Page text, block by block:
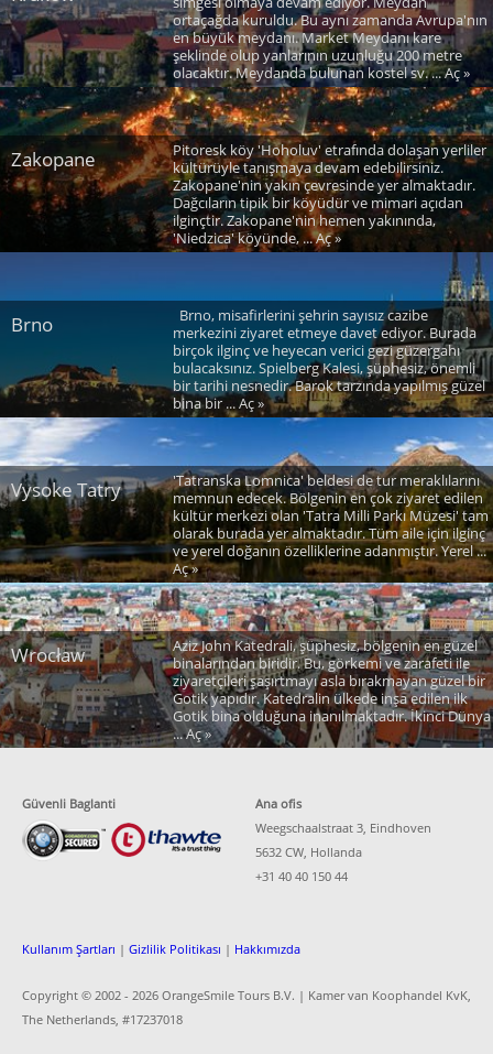
ortaçağda kuruldu. Bu aynı zamanda Avrupa'nın
en büyük meydanı. Market Meydanı kare
şeklinde olup yanlarının uzunluğu 200 metre
olacaktır. Meydanda bulunan kostel sv. ... Aç »
Zakopane
Pitoresk köy 'Hoholuv' etrafında dolaşan yerliler
kültürüyle tanışmaya devam edebilirsiniz.
Zakopane'nin yakın çevresinde yer almaktadır.
Dağcıların tipik bir köyüdür ve mimari açıdan
ilginçtir. Zakopane'nin hemen yakınında,
'Niedzica' köyünde, ... Aç »
Brno
Brno, misafirlerini şehrin sayısız cazibe
merkezini ziyaret etmeye davet ediyor. Burada
birçok ilginç ve heyecan verici gezi güzergahı
bulacaksınız. Spielberg Kalesi, şüphesiz, önemli
bir tarihi nesnedir. Barok tarzında yapılmış güzel
bina bir ... Aç »
Vysoke Tatry
'Tatranska Lomnica' beldesi de tur meraklılarını
memnun edecek. Bölgenin en çok ziyaret edilen
kültür merkezi olan 'Tatra Milli Parkı Müzesi' tam
olarak burada yer almaktadır. Tüm aile için ilginç
ve yerel doğanın özelliklerine adanmıştır. Yerel ...
Aç »
Wrocław
Aziz John Katedrali, şüphesiz, bölgenin en güzel
binalarından biridir. Bu, görkemi ve zarafeti ile
ziyaretçileri şaşırtmayı asla bırakmayan güzel bir
Gotik yapıdır. Katedralin ülkede inşa edilen ilk
Gotik bina olduğuna inanılmaktadır. İkinci Dünya
... Aç »
Güvenli Baglanti
Ana ofis
Weegschaalstraat 3, Eindhoven
5632 CW, Hollanda
+31 40 40 150 44
Kullanım Şartları | Gizlilik Politikası | Hakkımızda
Copyright © 2002 - 2026 OrangeSmile Tours B.V. | Kamer van Koophandel KvK,
The Netherlands, #17237018